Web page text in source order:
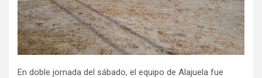
En doble jornada del sábado, el equipo de Alajuela fue